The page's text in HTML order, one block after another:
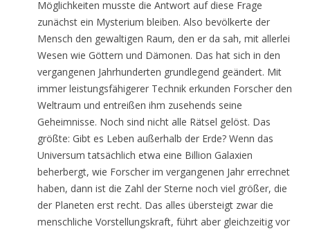
Möglichkeiten musste die Antwort auf diese Frage
zunächst ein Mysterium bleiben. Also bevölkerte der
Mensch den gewaltigen Raum, den er da sah, mit allerlei
Wesen wie Göttern und Dämonen. Das hat sich in den
vergangenen Jahrhunderten grundlegend geändert. Mit
immer leistungsfähigerer Technik erkunden Forscher den
Weltraum und entreißen ihm zusehends seine
Geheimnisse. Noch sind nicht alle Rätsel gelöst. Das
größte: Gibt es Leben außerhalb der Erde? Wenn das
Universum tatsächlich etwa eine Billion Galaxien
beherbergt, wie Forscher im vergangenen Jahr errechnet
haben, dann ist die Zahl der Sterne noch viel größer, die
der Planeten erst recht. Das alles übersteigt zwar die
menschliche Vorstellungskraft, führt aber gleichzeitig vor